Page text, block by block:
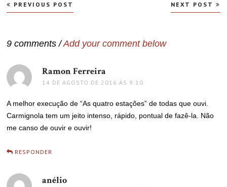
Navegação
de
PREVIOUS POST NEXT POST
9 comments /Add your comment below
Ramon Ferreira
14 DE AGOSTO DE 2016 ÀS 9:10
A melhor execução de “As quatro estações” de todas que ouvi.
Carmignola tem um jeito intenso, rápido, pontual de fazê-la. Não
me canso de ouvir e ouvir!
RESPONDER
anélio